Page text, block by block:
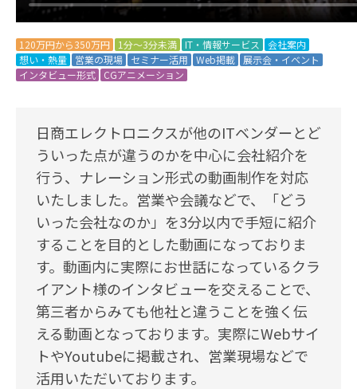
120万円から350万円 1分～3分未満 IT・情報サービス
会社案内
想い・熱量
営業の現場 セミナー活用 Web掲載
展示会・イベント
インタビュー形式
CGアニメーション
日商エレクトロニクスが他のITベンダーとど
ういった点が違うのかを中心に会社紹介を
行う、ナレーション形式の動画制作を対応
いたしました。営業や会議などで、「どう
いった会社なのか」を3分以内で手短に紹介
することを目的とした動画になっておりま
す。動画内に実際にお世話になっているクラ
イアント様のインタビューを交えることで、
第三者からみても他社と違うことを強く伝
える動画となっております。実際にWebサイ
トやYoutubeに掲載され、営業現場などで
活用いただいております。